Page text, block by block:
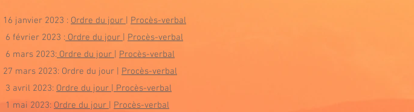
16 janvier 2023 : Ordre du jour
Procès-verbal
6 février 2023 : Ordre du jour
Procès-verbal
6 mars 2023: Ordre du jour
Procès-verbal
27 mars 2023: Ordre du jour | Procès-verbal
3 avril 2023: Ordre du jour
Procès-verbal
1 mai 2023: Ordre du jour
Procès-verbal